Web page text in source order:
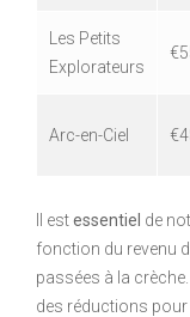
Les Petits
Explorateurs
Arc-en-Ciel
Il estessentiel de
fonction du revenu
passées à la
des réductions pour